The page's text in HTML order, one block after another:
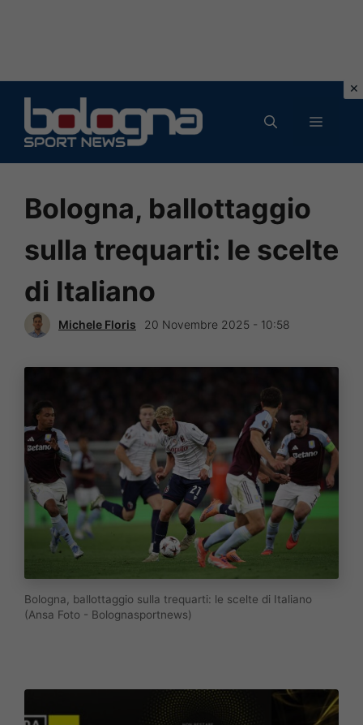
contenuto
MENU
Bologna, ballottaggio
sulla trequarti: le scelte
di Italiano
Michele Floris 20 Novembre 2025 - 10:58
Bologna, ballottaggio sulla trequarti: le scelte di Italiano
(Ansa Foto - Bolognasportnews)